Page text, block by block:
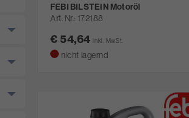
FEBI BILSTEIN Motoröl
Art. Nr. 172188
€ 54,64inkl. MwSt.
nicht lagernd